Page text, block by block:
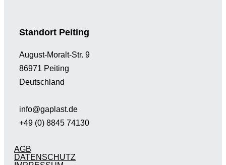
Standort Peiting
August-Moralt-Str. 9
86971 Peiting
Deutschland
info@gaplast.de
+49 (0) 8845 74130
AGB
DATENSCHUTZ